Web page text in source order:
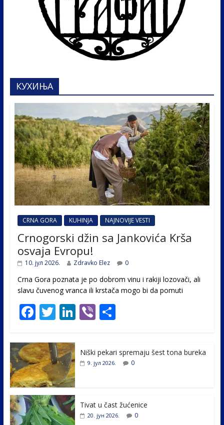
КУХИЊА
CRNA GORA KUHINJA NAJNOVIJE VESTI
Crnogorski džin sa Jankovića Krša
osvaja Evropu!
10. јул 2026. Zdravko Elez 0
Crna Gora poznata je po dobrom vinu i rakiji lozovači, ali
slavu čuvenog vranca ili krstača mogo bi da pomuti
F
e
b
o
o
k
T
itt
er
Li
e
Vi
er
S
e
Niški pekari spremaju šest tona bureka
9. јул 2026. 0
Tivat u čast žućenice
20. јун 2026. 0